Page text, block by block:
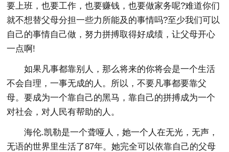
要上班，也要工作，也要赚钱，也要做家务呢?难道你们
就不想替父母分担一些力所能及的事情吗?至少我们可以
自己的事情自己做，努力拼搏取得好成绩，让父母开心
一点啊!
如果凡事都靠别人，那么将来的你将会是一个生活
不会自理，一事无成的人。所以，不要凡事都要靠父
母。要成为一个靠自己的黑马，靠自己的拼搏成为一个
对社会，对人民有帮助的人。
海伦.凯勒是一个聋哑人，她一个人在无光，无声，
无语的世界里生活了87年。她完全可以依靠自己的父母